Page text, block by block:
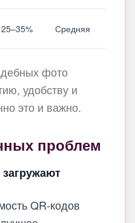
25–35% Средняя
фото
удобству и
это и важно.
проблем
QR-кодов